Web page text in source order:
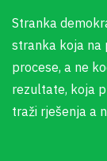
Stranka
stranka koja na
procese, a ne
rezultate, koja
traži rješenja a